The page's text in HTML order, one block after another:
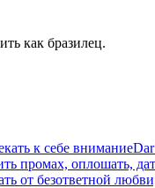
как бразилец.
к себе внимание
промах, оплошать,
от безответной